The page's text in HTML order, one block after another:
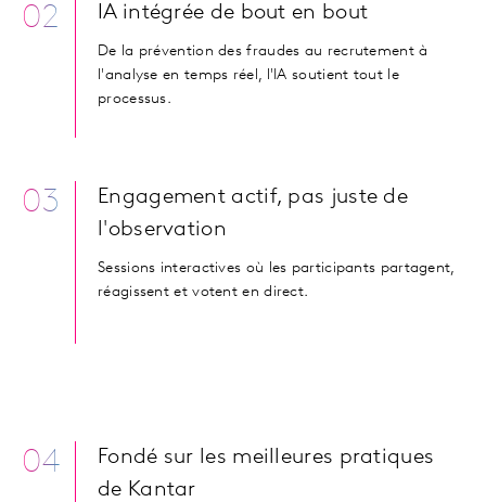
02 IA intégrée de bout en bout
De la prévention des fraudes au recrutement à
l'analyse en temps réel, l'IA soutient tout le
processus.
03
Engagement actif, pas juste de
l'observation
Sessions interactives où les participants partagent,
réagissent et votent en direct.
04
Fondé sur les meilleures pratiques
de Kantar